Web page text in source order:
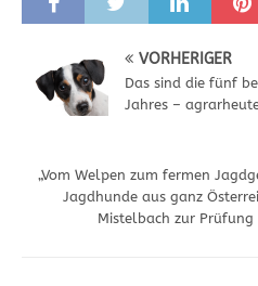
VORHERIGER
Das sind die fünf
Jahres –
„Vom Welpen zum fermen
Jagdhunde aus ganz
Mistelbach zur